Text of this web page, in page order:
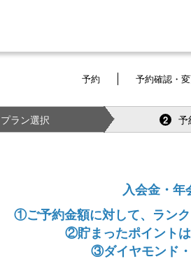
予約 予約確認・
プラン選択 2 予
入会金・年
①ご予約金額に対して、ラン
②貯まったポイントは
③ダイヤモンド